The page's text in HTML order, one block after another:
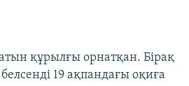
құрылғы орнатқан. Бірақ
19 ақпандағы оқиға